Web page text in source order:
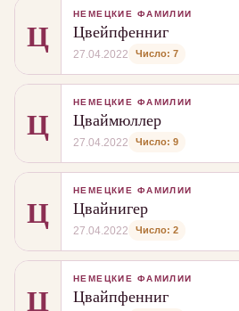
Ц НЕМЕЦКИЕ ФАМИЛИИ
Цвейпфенниг
27.04.2022 Число: 7
Ц НЕМЕЦКИЕ ФАМИЛИИ
Цваймюллер
27.04.2022 Число: 9
Ц НЕМЕЦКИЕ ФАМИЛИИ
Цвайнигер
27.04.2022 Число: 2
Ц НЕМЕЦКИЕ ФАМИЛИИ
Цвайпфенниг